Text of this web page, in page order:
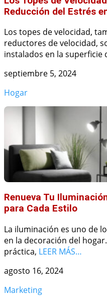
Reducción del Estrés
Los topes de velocidad,
reductores de velocidad,
instalados en la superficie
septiembre 5, 2024
Hogar
Renueva Tu
para Cada Estilo
La iluminación es uno de
en la decoración del
práctica, LEER MÁS…
agosto 16, 2024
Marketing